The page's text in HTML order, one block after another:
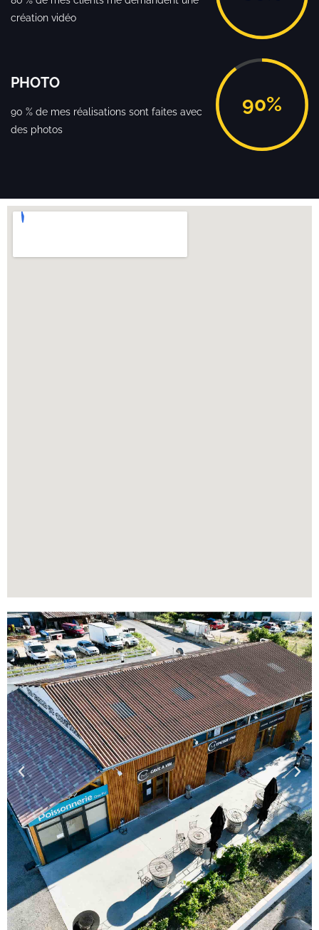
création vidéo
PHOTO
90 % de mes réalisations sont faites avec
des photos
90%